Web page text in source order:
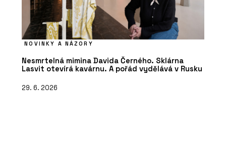
NOVINKY A NÁZORY
Nesmrtelná mimina Davida Černého. Sklárna
Lasvit otevírá kavárnu. A pořád vydělává v Rusku
29. 6. 2026